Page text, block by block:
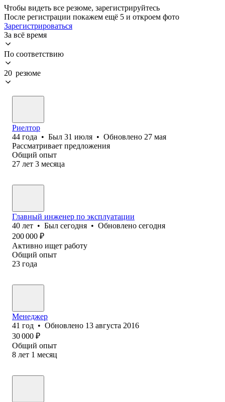
Чтобы видеть все резюме, зарегистрируйтесь
После регистрации покажем ещё 5 и откроем фото
Зарегистрироваться
За всё время
По соответствию
20 резюме
Риелтор
44 года • Был 31 июля • Обновлено 27 мая
Рассматривает предложения
Общий опыт
27 лет 3 месяца
Главный инженер по эксплуатации
40 лет • Был сегодня • Обновлено сегодня
200 000 ₽
Активно ищет работу
Общий опыт
23 года
Менеджер
41 год • Обновлено 13 августа 2016
30 000 ₽
Общий опыт
8 лет 1 месяц